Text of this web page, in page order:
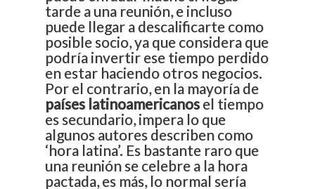
tarde a una reunión, e incluso
puede llegar a descalificarte como
posible socio, ya que considera que
podría invertir ese tiempo perdido
en estar haciendo otros negocios.
Por el contrario, en la mayoría de
países latinoamericanosel tiempo
es secundario, impera lo que
algunos autores describen como
‘hora latina’. Es bastante raro que
una reunión se celebre a la hora
pactada, es más, lo normal sería